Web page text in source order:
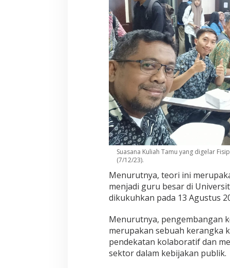
Suasana Kuliah Tamu yang digelar
(7/12/23).
Menurutnya, teori ini
menjadi guru besar di
dikukuhkan pada 13 Agustus
Menurutnya, pengembangan
merupakan sebuah kerangka
pendekatan kolaboratif dan
sektor dalam kebijakan publik.